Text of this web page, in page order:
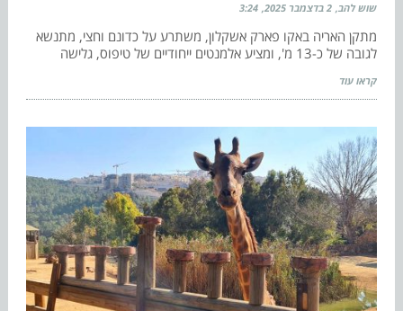
שוש להב 2 בדצמבר 2025 3:24
מתקן האריה באקו פארק אשקלון, משתרע על כדונם וחצי, מתנשא
לגובה של כ-13 מ', ומציע אלמנטים ייחודיים של טיפוס, גלישה
קראו עוד